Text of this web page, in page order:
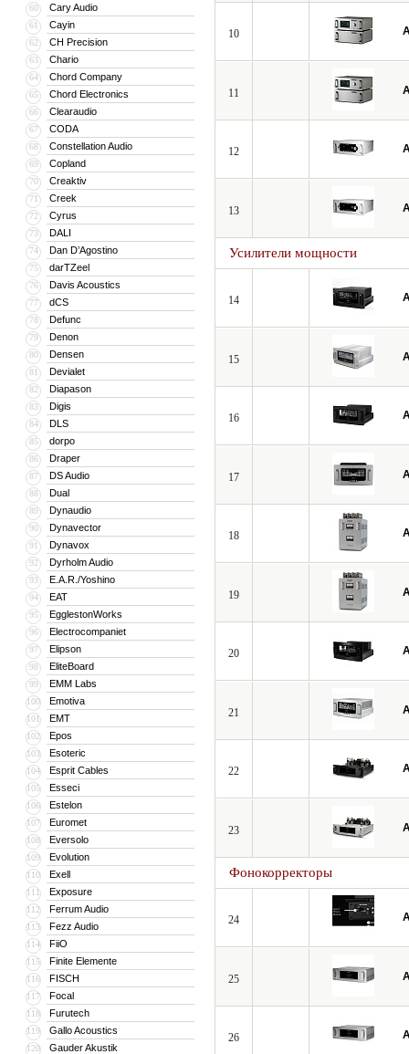
60 Cary Audio
61 Cayin
62 CH Precision
63 Chario
64 Chord Company
65 Chord Electronics
66 Clearaudio
67 CODA
68 Constellation Audio
69 Copland
70 Creaktiv
71 Creek
72 Cyrus
73 DALI
74 Dan D’Agostino
75 darTZeel
76 Davis Acoustics
77 dCS
78 Defunc
79 Denon
80 Densen
81 Devialet
82 Diapason
83 Digis
84 DLS
85 dorpo
86 Draper
87 DS Audio
88 Dual
89 Dynaudio
90 Dynavector
91 Dynavox
92 Dyrholm Audio
93 E.A.R./Yoshino
94 EAT
95 EgglestonWorks
96 Electrocompaniet
97 Elipson
98 EliteBoard
99 EMM Labs
100 Emotiva
101 EMT
102 Epos
103 Esoteric
104 Esprit Cables
105 Esseci
106 Estelon
107 Euromet
108 Eversolo
109 Evolution
110 Exell
111 Exposure
112 Ferrum Audio
113 Fezz Audio
114 FiiO
115 Finite Elemente
116 FISCH
117 Focal
118 Furutech
119 Gallo Acoustics
120 Gauder Akustik
10
11
12
13
Усилители мощности
14
15
16
17
18
19
20
21
22
23
Фонокорректоры
24
25
26